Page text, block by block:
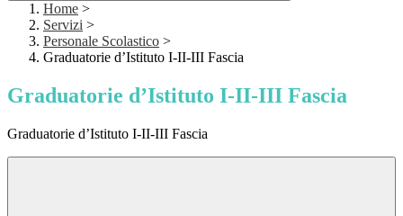
Home >
Servizi >
Personale Scolastico >
Graduatorie d’Istituto I-II-III Fascia
Graduatorie d’Istituto I-II-III Fascia
Graduatorie d’Istituto I-II-III Fascia